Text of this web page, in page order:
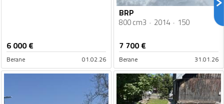
6 000€
Berane 01.02.26
BRP
800 cm3 2014 150
7 700€
Berane 31.01.26